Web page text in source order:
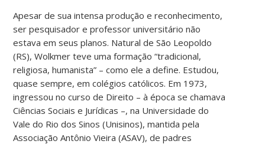
Apesar de sua intensa produção e reconhecimento,
ser pesquisador e professor universitário não
estava em seus planos. Natural de São Leopoldo
(RS), Wolkmer teve uma formação “tradicional,
religiosa, humanista” – como ele a define. Estudou,
quase sempre, em colégios católicos. Em 1973,
ingressou no curso de Direito – à época se chamava
Ciências Sociais e Jurídicas –, na Universidade do
Vale do Rio dos Sinos (Unisinos), mantida pela
Associação Antônio Vieira (ASAV), de padres